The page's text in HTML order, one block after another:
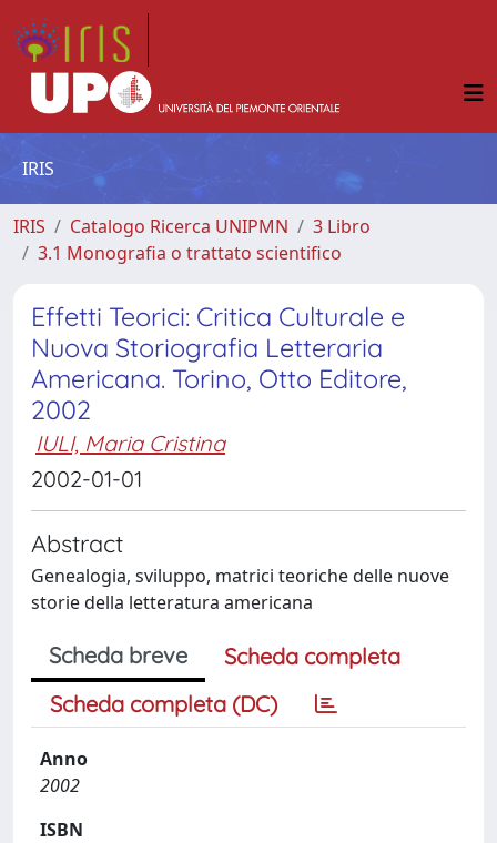
IRIS
IRIS Catalogo Ricerca UNIPMN
3 Libro
3.1 Monografia o trattato scientifico
Effetti Teorici: Critica Culturale e
Nuova Storiografia Letteraria
Americana. Torino, Otto Editore,
2002
IULI, Maria Cristina
2002-01-01
Abstract
Genealogia, sviluppo, matrici teoriche delle nuove
storie della letteratura americana
Scheda breve
Scheda completa
Scheda completa (DC)
Anno
2002
ISBN